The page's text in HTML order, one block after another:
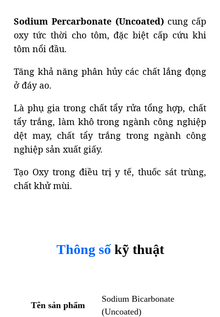
Sodium Percarbonate (Uncoated)cung cấp
oxy tức thời cho tôm, đặc biệt cấp cứu khi
tôm nổi đầu.
Tăng khả năng phân hủy các chất lắng đọng
ở đáy ao.
Là phụ gia trong chất tẩy rửa tổng hợp, chất
tẩy trắng, làm khô trong ngành công nghiệp
dệt may, chất tẩy trắng trong ngành công
nghiệp sản xuất giấy.
Tạo Oxy trong điều trị y tế, thuốc sát trùng,
chất khử mùi.
Thông sốkỹ thuật
Tên sản phẩm
Sodium Bicarbonate
(Uncoated)